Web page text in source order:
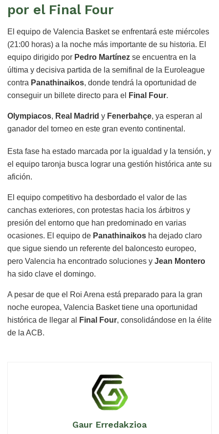
por el Final Four
El equipo de Valencia Basket se enfrentará este miércoles
(21:00 horas) a la noche más importante de su historia. El
equipo dirigido por Pedro Martínez se encuentra en la
última y decisiva partida de la semifinal de la Euroleague
contra Panathinaikos, donde tendrá la oportunidad de
conseguir un billete directo para el
Final Four.
Olympiacos, Real Madrid y Fenerbahçe, ya esperan al
ganador del torneo en este gran evento continental.
Esta fase ha estado marcada por la igualdad y la tensión, y
el equipo taronja busca lograr una gestión histórica ante su
afición.
El equipo competitivo ha desbordado el valor de las
canchas exteriores, con protestas hacia los árbitros y
presión del entorno que han predominado en varias
ocasiones. El equipo de Panathinaikos ha dejado claro
que sigue siendo un referente del baloncesto europeo,
pero Valencia ha encontrado soluciones y Jean Montero
ha sido clave el domingo.
A pesar de que el Roi Arena está preparado para la gran
noche europea, Valencia Basket tiene una oportunidad
histórica de llegar al
Final Four, consolidándose en la élite
de la ACB.
Gaur Erredakzioa